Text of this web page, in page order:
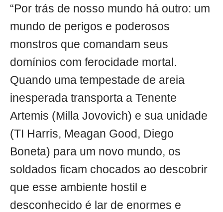
“Por trás de nosso mundo há outro: um
mundo de perigos e poderosos
monstros que comandam seus
domínios com ferocidade mortal.
Quando uma tempestade de areia
inesperada transporta a Tenente
Artemis (Milla Jovovich) e sua unidade
(TI Harris, Meagan Good, Diego
Boneta) para um novo mundo, os
soldados ficam chocados ao descobrir
que esse ambiente hostil e
desconhecido é lar de enormes e